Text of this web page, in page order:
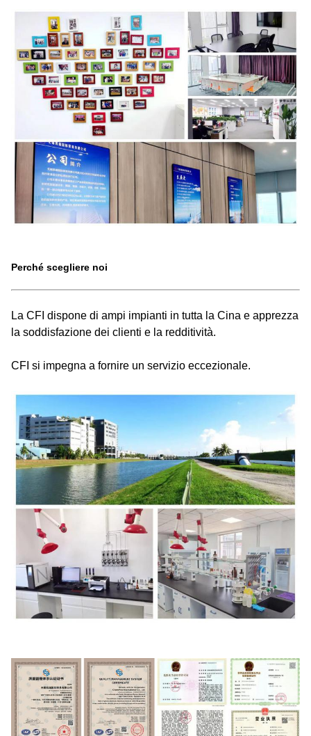
Perché scegliere noi
La CFI dispone di ampi impianti in tutta la Cina e apprezza
la soddisfazione dei clienti e la redditività.
CFI si impegna a fornire un servizio eccezionale.